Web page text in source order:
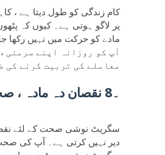
کام زندگی کو طول دیتا ہے ،
پر لاگو ہوتی ہے۔ کیوں کہ
مادے کو حرکت میں نہیں رکھا
معاملے کی تربیت کرنے کی
۔8 نقصان دہ مادہ ، صحت کے خطرات
سگریٹ نوشی صحت کے لئے
دیر نہیں کرتی ہے۔ آپ کی